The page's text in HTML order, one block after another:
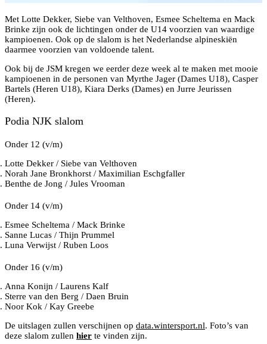
Met Lotte Dekker, Siebe van Velthoven, Esmee Scheltema en Mack
Brinke zijn ook de lichtingen onder de U14 voorzien van waardige
kampioenen. Ook op de slalom is het Nederlandse alpineskiën
daarmee voorzien van voldoende talent.
Ook bij de JSM kregen we eerder deze week al te maken met mooie
kampioenen in de personen van Myrthe Jager (Dames U18), Casper
Bartels (Heren U18), Kiara Derks (Dames) en Jurre Jeurissen
(Heren).
Podia NJK slalom
Onder 12 (v/m)
Lotte Dekker / Siebe van Velthoven
Norah Jane Bronkhorst / Maximilian Eschgfaller
Benthe de Jong / Jules Vrooman
Onder 14 (v/m)
Esmee Scheltema / Mack Brinke
Sanne Lucas / Thijn Prummel
Luna Verwijst / Ruben Loos
Onder 16 (v/m)
Anna Konijn / Laurens Kalf
Sterre van den Berg / Daen Bruin
Noor Kok / Kay Greebe
De uitslagen zullen verschijnen op data.wintersport.nl. Foto’s van
deze slalom zullen hier te vinden zijn.